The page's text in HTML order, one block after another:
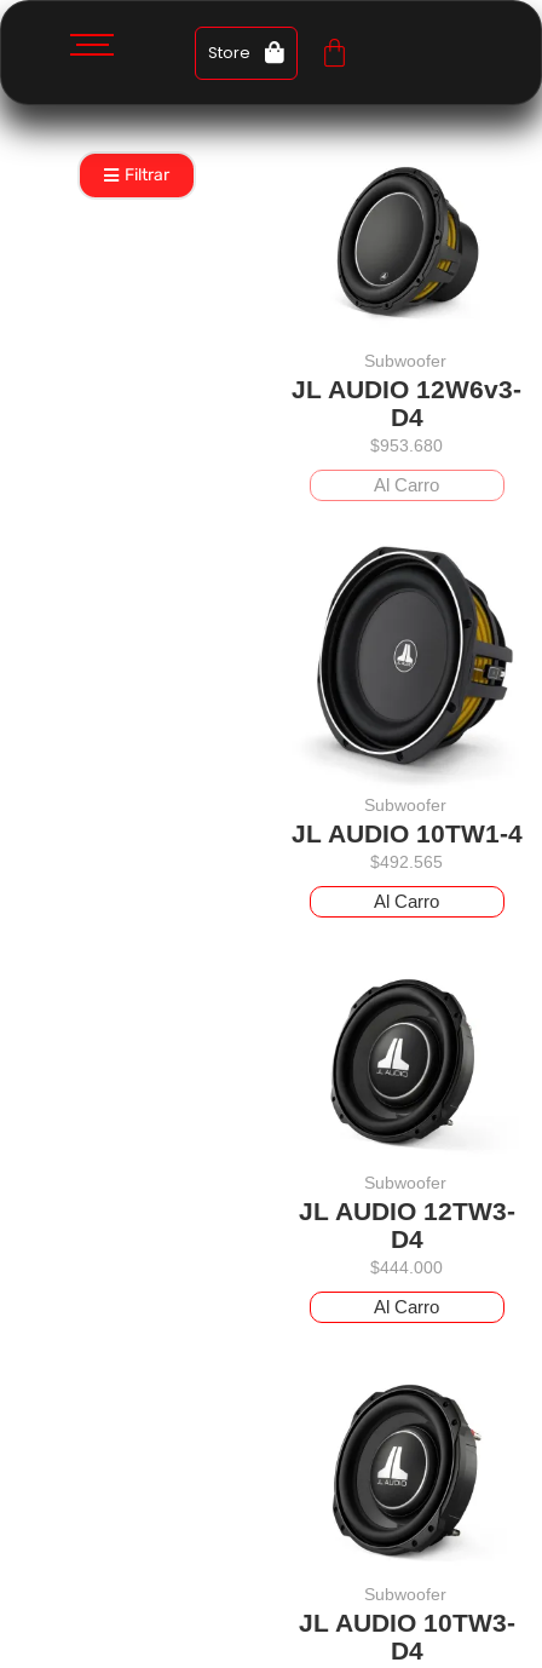
Store
Filtrar
Subwoofer
JL AUDIO 12W6v3-
D4
$953.680
Al Carro
Subwoofer
JL AUDIO 10TW1-4
$492.565
Al Carro
Subwoofer
JL AUDIO 12TW3-
D4
$444.000
Al Carro
Subwoofer
JL AUDIO 10TW3-
D4